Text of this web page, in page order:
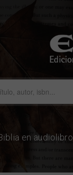
en audiolibro